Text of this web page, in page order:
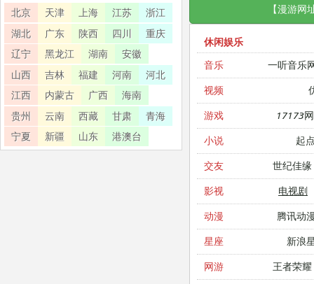
【漫游网
休闲娱乐
音乐
一听音乐
视频
游戏 17173
小说 起
交友 世纪佳缘
影视 电视剧
动漫 腾讯动
星座 新浪
网游 王者荣耀
北京 天津 上海 江苏
浙江
湖北
广东 陕西 四川
重庆
辽宁
黑龙江 湖南
安徽
山西
吉林 福建 河南
河北
江西
内蒙古 广西
海南
贵州
云南 西藏 甘肃
青海
宁夏
新疆 山东 港澳台